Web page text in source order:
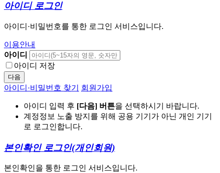
아이디 로그인
아이디·비밀번호를 통한 로그인 서비스입니다.
이용안내
아이디
아이디 저장
다음
아이디·비밀번호 찾기 회원가입
아이디 입력 후 [다음] 버튼을 선택하시기 바랍니다.
계정정보 노출 방지를 위해 공용 기기가 아닌 개인 기기
로 로그인합니다.
본인확인 로그인(개인회원)
본인확인을 통한 로그인 서비스입니다.